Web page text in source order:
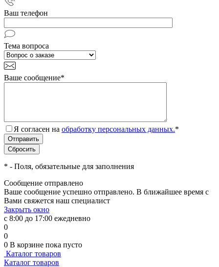
Ваш телефон
Тема вопроса
Ваше сообщение*
Я согласен на обработку персональных данных.*
* - Поля, обязательные для заполнения
Сообщение отправлено
Ваше сообщение успешно отправлено. В ближайшее время с
Вами свяжется наш специалист
Закрыть окно
с 8:00 до 17:00 ежедневно
0
0
0 В корзине пока пусто
Каталог товаров
Каталог товаров